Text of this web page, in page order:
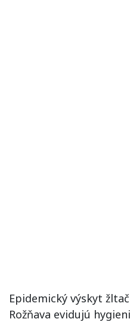
Epidemický výskyt
Rožňava evidujú